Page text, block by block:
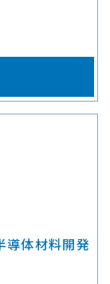
導体材料開発